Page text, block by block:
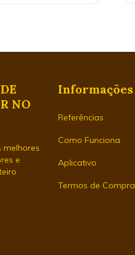
NO
melhores
e
Informações
Referências
Como Funciona
Aplicativo
Termos de Compra